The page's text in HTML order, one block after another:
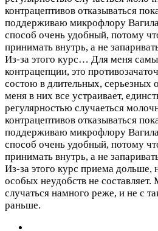
контрацептивов отказываться
поддерживаю микрофлору
способ очень удобный, потому
принимать внутрь, а не
Из-за этого курс… Для меня
контрацепции, это
состою в длительных, серьезных
меня в них все устраивает,
регулярностью случаеться
контрацептивов отказываться
поддерживаю микрофлору
способ очень удобный, потому
принимать внутрь, а не
Из-за этого курс приема дольше,
особых неудобств не составляет.
случаться намного реже, и не с
раньше.